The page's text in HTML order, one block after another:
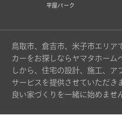
平屋パーク
鳥取市、倉吉市、米子市エリア
カーをお探しならヤマタホーム
しから、住宅の設計、施工、ア
サービスを提供させていただき
良い家づくりを一緒に始めませ